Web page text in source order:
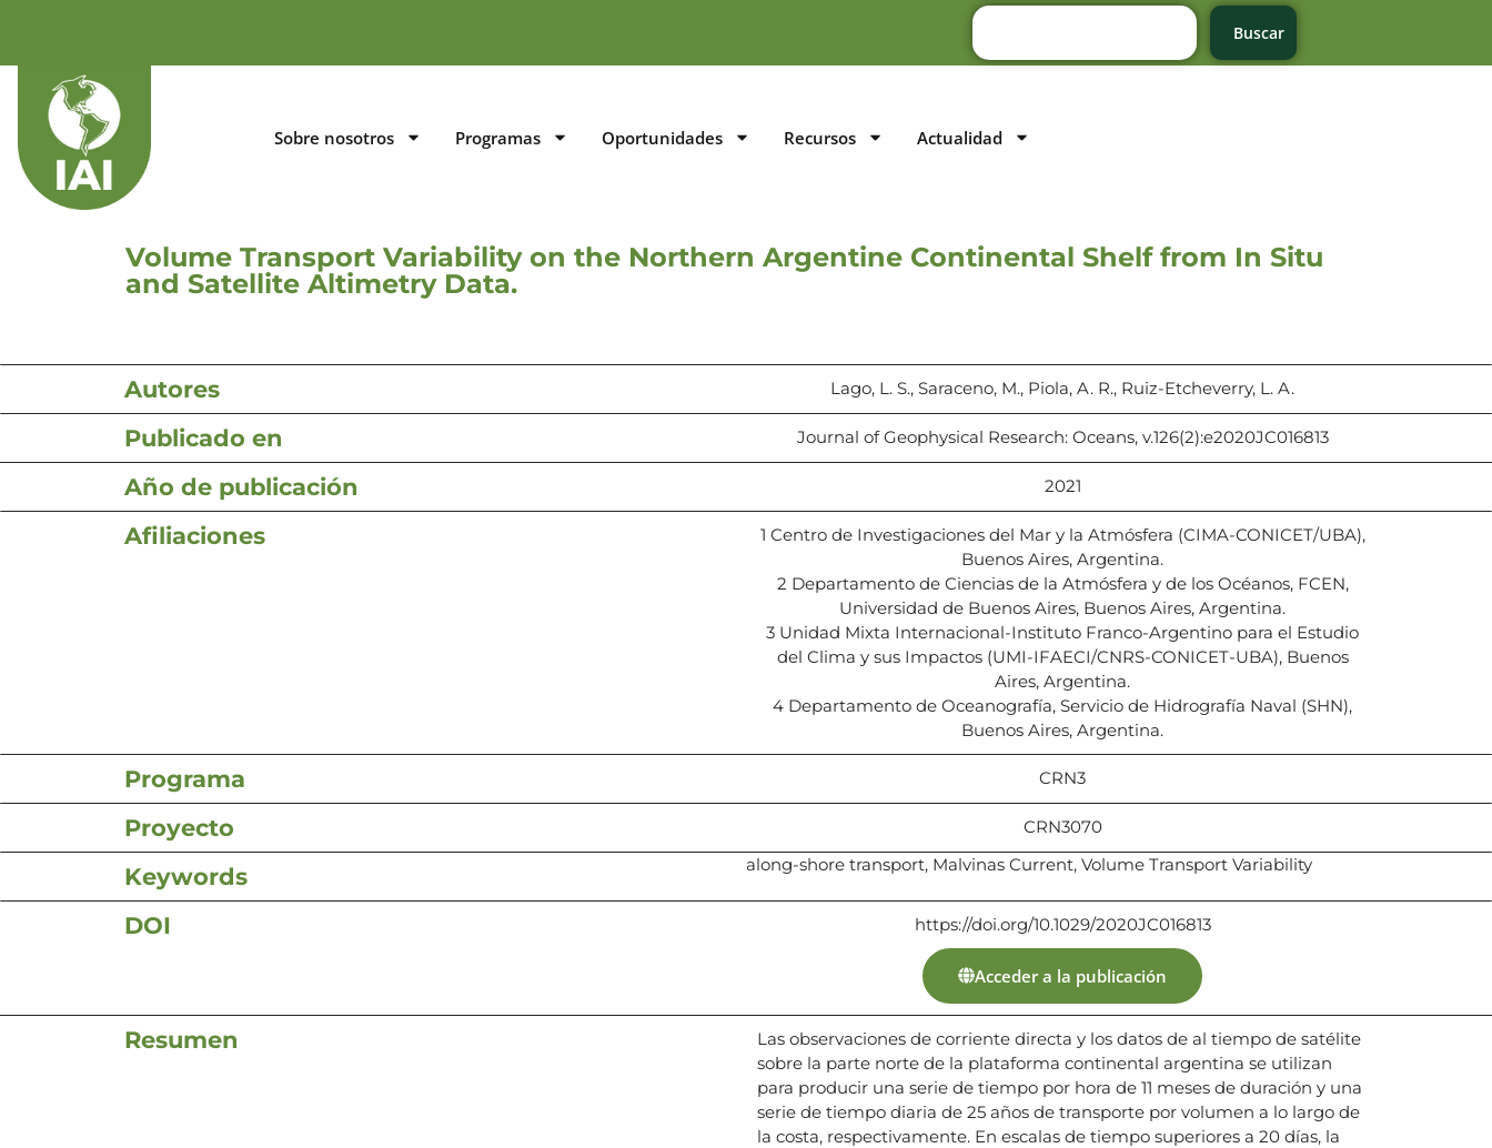
Buscar
Sobre nosotros Programas Oportunidades Recursos Actualidad
Volume Transport Variability on the Northern Argentine Continental Shelf from In Situ
and Satellite Altimetry Data.
Autores Lago, L. S., Saraceno, M., Piola, A. R., Ruiz-Etcheverry, L. A.
Publicado en Journal of Geophysical Research: Oceans, v.126(2):e2020JC016813
Año de publicación 2021
Afiliaciones
1 Centro de Investigaciones del Mar y la Atmósfera (CIMA-CONICET/UBA),
Buenos Aires, Argentina.
2 Departamento de Ciencias de la Atmósfera y de los Océanos, FCEN,
Universidad de Buenos Aires, Buenos Aires, Argentina.
3 Unidad Mixta Internacional-Instituto Franco-Argentino para el Estudio
del Clima y sus Impactos (UMI-IFAECI/CNRS-CONICET-UBA), Buenos
Aires, Argentina.
4 Departamento de Oceanografía, Servicio de Hidrografía Naval (SHN),
Buenos Aires, Argentina.
Programa CRN3
Proyecto CRN3070
Keywords along-shore transport, Malvinas Current, Volume Transport Variability
DOI https://doi.org/10.1029/2020JC016813
Acceder a la publicación
Resumen
Las observaciones de corriente directa y los datos de al tiempo de satélite
sobre la parte norte de la plataforma continental argentina se utilizan
para producir una serie de tiempo por hora de 11 meses de duración y una
serie de tiempo diaria de 25 años de transporte por volumen a lo largo de
la costa, respectivamente. En escalas de tiempo superiores a 20 días, la